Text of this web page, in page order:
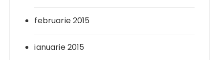
februarie 2015
ianuarie 2015